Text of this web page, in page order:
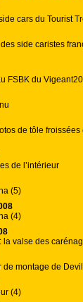
cars du Tourist
des side caristes
FSBK du
de tôle froissées
de l’intérieur
(5)
(4)
la valse des
de montage de Devil
(4)